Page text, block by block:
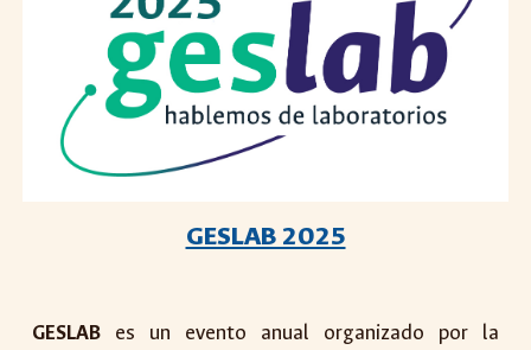
GESLAB 2025
GESLAB es un evento anual organizado por la